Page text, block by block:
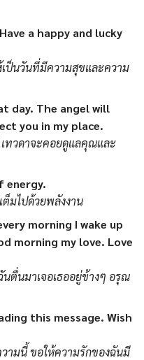
a happy and lucky
ป็นวันที่มีความสุขและความ
day. The angel will
you in my place.
ทวดาจะคอยดูแลคุณและ
energy.
มไปด้วยพลังงาน
morning I wake up
morning my love. Love
ตื่นมาเจอเธออยู่ข้างๆ อรุณ
this message. Wish
ามนี้ ขอให้ความรักของฉันมี